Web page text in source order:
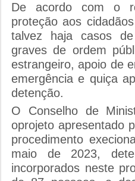
De acordo com o
proteção aos
talvez haja casos
graves de ordem
estrangeiro, apoio de
emergência e quiça
detenção.
O Conselho de
oprojeto apresentado
procedimento
maio de 2023,
incorporados neste